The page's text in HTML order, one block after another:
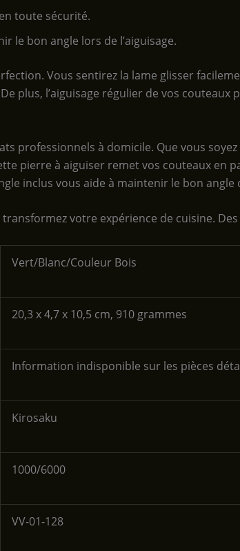
toute sécurité.
le bon angle lors de l’aiguisage.
Vous sentirez la lame glisser
plus, l’aiguisage régulier de vos
professionnels à domicile. Que vous
pierre à aiguiser remet vos couteaux
inclus vous aide à maintenir le bon angle
votre expérience de cuisine.
‎Vert/Blanc/Couleur Bois
‎20,3 x 4,7 x 10,5 cm, 910 grammes
‎Information indisponible sur les pièces
‎Kirosaku
‎1000/6000
‎VV-01-128